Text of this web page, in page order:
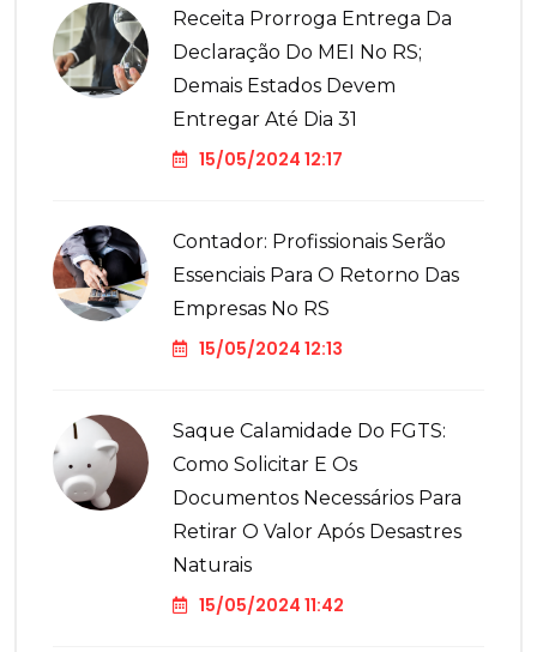
Receita Prorroga Entrega Da
Declaração Do MEI No RS;
Demais Estados Devem
Entregar Até Dia 31
15/05/2024 12:17
Contador: Profissionais Serão
Essenciais Para O Retorno Das
Empresas No RS
15/05/2024 12:13
Saque Calamidade Do FGTS:
Como Solicitar E Os
Documentos Necessários Para
Retirar O Valor Após Desastres
Naturais
15/05/2024 11:42